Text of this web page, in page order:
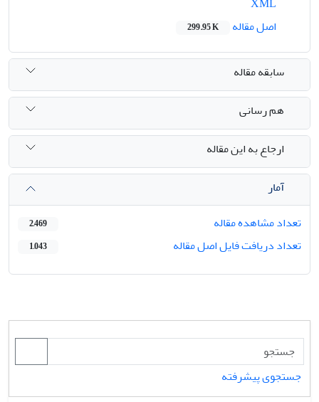
اصل مقاله
299.95 K
سابقه مقاله
هم رسانی
ارجاع به این مقاله
آمار
تعداد مشاهده مقاله
2,469
تعداد دریافت فایل اصل مقاله 1,043
جستجوی پیشرفته